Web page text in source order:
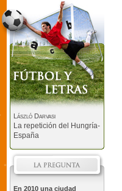
László Darvasi
La repetición del Hungría-
España
En 2010 una ciudad